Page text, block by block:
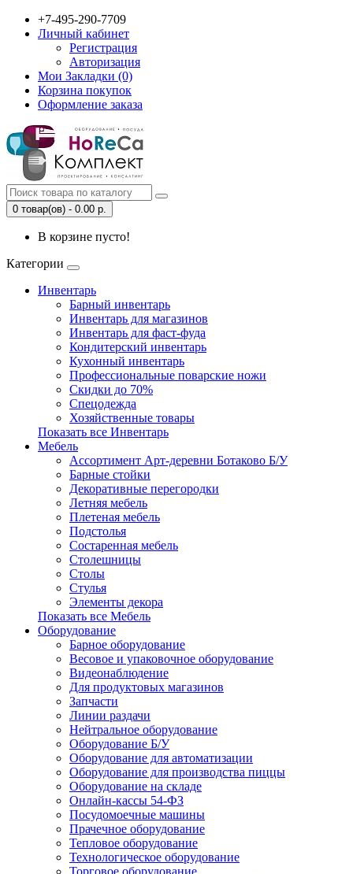
+7-495-290-7709
Личный кабинет
Регистрация
Авторизация
Мои Закладки (0)
Корзина покупок
Оформление заказа
0 товар(ов) - 0.00 р.
В корзине пусто!
Категории
Инвентарь
Барный инвентарь
Инвентарь для магазинов
Инвентарь для фаст-фуда
Кондитерский инвентарь
Кухонный инвентарь
Профессиональные поварские ножи
Скидки до 70%
Спецодежда
Хозяйственные товары
Показать все Инвентарь
Мебель
Ассортимент Арт-деревни Ботаково Б/У
Барные стойки
Декоративные перегородки
Летняя мебель
Плетеная мебель
Подстолья
Состаренная мебель
Столешницы
Столы
Стулья
Элементы декора
Показать все Мебель
Оборудование
Барное оборудование
Весовое и упаковочное оборудование
Видеонаблюдение
Для продуктовых магазинов
Запчасти
Линии раздачи
Нейтральное оборудование
Оборудование Б/У
Оборудование для автоматизации
Оборудование для производства пиццы
Оборудование на складе
Онлайн-кассы 54-ФЗ
Посудомоечные машины
Прачечное оборудование
Тепловое оборудование
Технологическое оборудование
Торговое оборудование